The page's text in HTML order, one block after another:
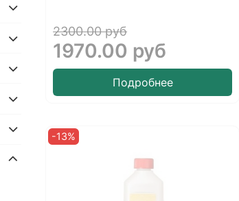
2300.00 руб
1970.00 руб
Подробнее
-13%